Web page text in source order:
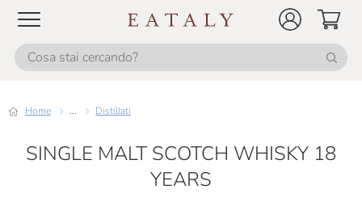
Home ... Distillati
SINGLE MALT SCOTCH WHISKY 18
YEARS